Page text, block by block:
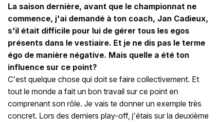
La saison dernière, avant que le championnat ne
commence, j'ai demandé à ton coach, Jan Cadieux,
s'il était difficile pour lui de gérer tous les egos
présents dans le vestiaire. Et je ne dis pas le terme
égo de manière négative. Mais quelle a été ton
influence sur ce point?
C'est quelque chose qui doit se faire collectivement. Et
tout le monde a fait un bon travail sur ce point en
comprenant son rôle. Je vais te donner un exemple très
concret. Lors des derniers play-off, j'étais sur la deuxième